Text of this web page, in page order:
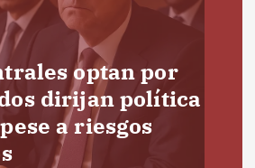
optan por
dirijan política
a riesgos